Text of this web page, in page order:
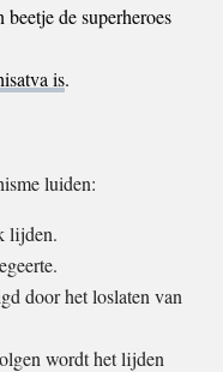
de superheroes
is.
luiden:
lijden.
door het loslaten van
wordt het lijden